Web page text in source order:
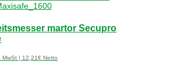
martor Secupro
MwSt | 12,21€ Netto